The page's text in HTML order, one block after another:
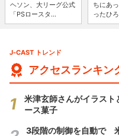
ヘソン、大リーグ公式
「PSロースタ...
ちにあ
ったひ
J-CAST トレンド
アクセスランキン
米津玄師さんがイラス
ース菓子
3段階の制御を自動で